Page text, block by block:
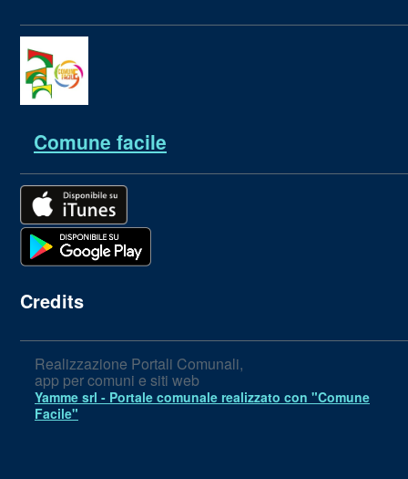
Comune facile
Credits
Realizzazione Portali Comunali,
app per comuni e siti web
Yamme srl - Portale comunale realizzato con "Comune
Facile"